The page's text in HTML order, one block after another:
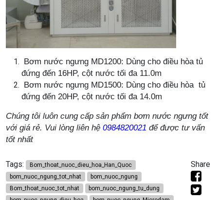
Bơm nước ngưng MD1200: Dùng cho điều hòa tủ
đứng đến 16HP, cột nước tối đa 11.0m
Bơm nước ngưng MD1500: Dùng cho điều hòa tủ
đứng đến 20HP, cột nước tối đa 14.0m
Chúng tôi luôn cung cấp sản phẩm bơm nước ngưng tốt
với giá rẻ. Vui lòng liên hệ 0984820021 để được tư vấn
tốt nhất
Tags:
Bom_thoat_nuoc_dieu_hoa_Han_Quoc
bom_nuoc_ngung_tot_nhat
bom_nuoc_ngung
Bom_thoat_nuoc_tot_nhat
bom_nuoc_ngung_tu_dung
Share